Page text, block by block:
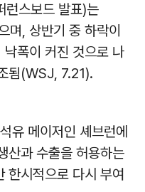
런스보드 발표)는
, 상반기 중 하락이
폭이 커진 것으로 나
됨(WSJ, 7.21).
유 메이저인 셰브런에
산과 수출을 허용하는
한시적으로 다시 부여